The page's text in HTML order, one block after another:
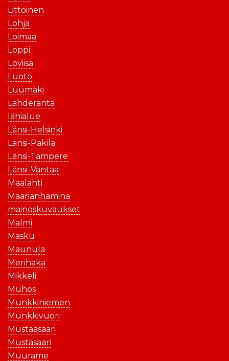
Littoinen
Lohja
Loimaa
Loppi
Loviisa
Luoto
Luumäki
Lähderanta
lähialue
Länsi-Helsinki
Länsi-Pakila
Länsi-Tampere
Länsi-Vantaa
Maalahti
Maarianhamina
mainoskuvaukset
Malmi
Masku
Maunula
Merihaka
Mikkeli
Muhos
Munkkiniemen
Munkkivuori
Mustaasaari
Mustasaari
Muurame